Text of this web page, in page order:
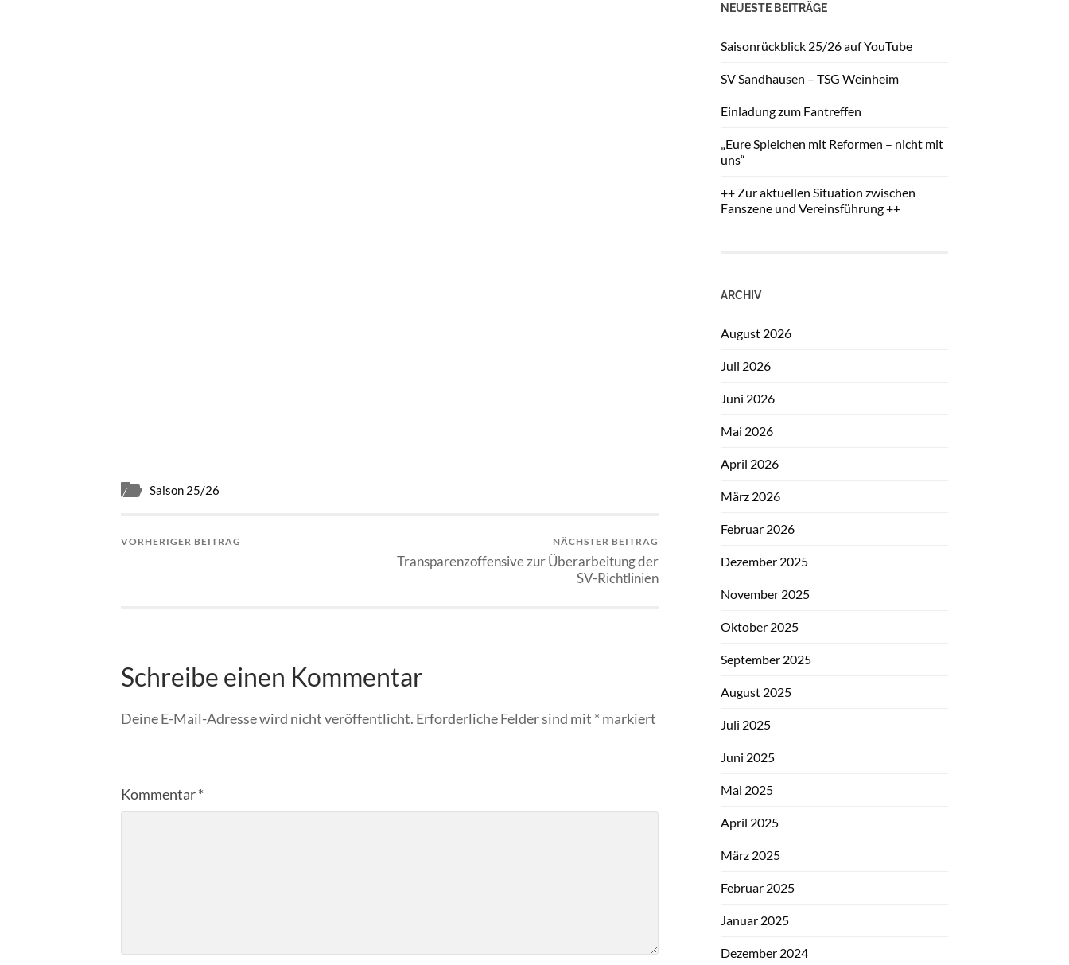
Saison 25/26
VORHERIGER BEITRAG NÄCHSTER BEITRAG
Transparenzoffensive zur Überarbeitung der
SV-Richtlinien
Schreibe einen Kommentar
Deine E-Mail-Adresse wird nicht veröffentlicht. Erforderliche Felder sind mit * markiert
Kommentar*
NEUESTE BEITRÄGE
Saisonrückblick 25/26 auf YouTube
SV Sandhausen – TSG Weinheim
Einladung zum Fantreffen
„Eure Spielchen mit Reformen – nicht mit
uns“
++ Zur aktuellen Situation zwischen
Fanszene und Vereinsführung ++
ARCHIV
August 2026
Juli 2026
Juni 2026
Mai 2026
April 2026
März 2026
Februar 2026
Dezember 2025
November 2025
Oktober 2025
September 2025
August 2025
Juli 2025
Juni 2025
Mai 2025
April 2025
März 2025
Februar 2025
Januar 2025
Dezember 2024